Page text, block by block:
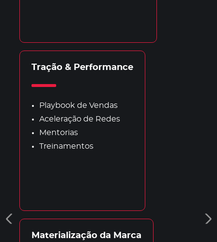
Tração & Performance
Playbook de Vendas
Aceleração de Redes
Mentorias
Treinamentos
Materialização da Marca